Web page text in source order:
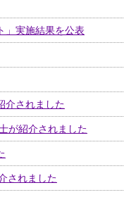
」実施結果を公表
介されました
が紹介されました
されました